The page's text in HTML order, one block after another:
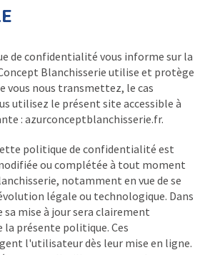
de confidentialité vous informe sur la
Blanchisserie utilise et protège
vous nous transmettez, le cas
utilisez le présent site accessible à
: azurconceptblanchisserie.fr.
politique de confidentialité est
ou complétée à tout moment
notamment en vue de se
légale ou technologique. Dans
sa mise à jour sera clairement
présente politique. Ces
l'utilisateur dès leur mise en ligne.